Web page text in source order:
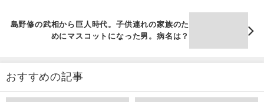
島野修の武相から巨人時代。子供連れの家族のた
めにマスコットになった男。病名は？
おすすめの記事